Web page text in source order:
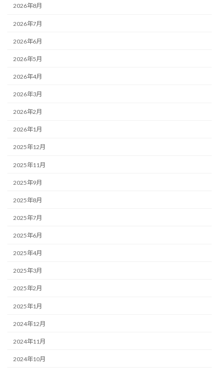
2026年8月
2026年7月
2026年6月
2026年5月
2026年4月
2026年3月
2026年2月
2026年1月
2025年12月
2025年11月
2025年9月
2025年8月
2025年7月
2025年6月
2025年4月
2025年3月
2025年2月
2025年1月
2024年12月
2024年11月
2024年10月